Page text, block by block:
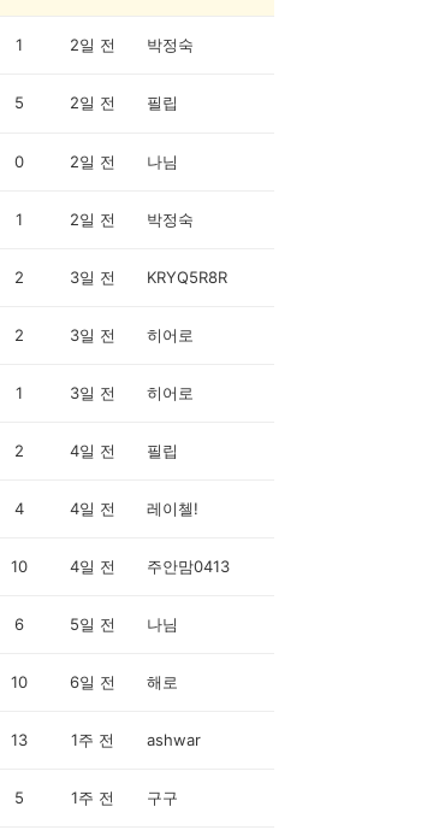
1 2일 전 박정숙
5 2일 전 필립
0 2일 전 나님
1 2일 전 박정숙
2 3일 전 KRYQ5R8R
2 3일 전 히어로
1 3일 전 히어로
2 4일 전 필립
4 4일 전 레이첼!
10 4일 전 주안맘0413
6 5일 전 나님
10 6일 전 해로
13 1주 전 ashwar
5 1주 전 구구